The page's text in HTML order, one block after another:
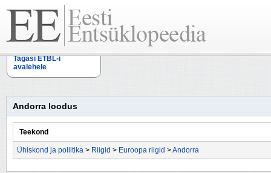
Tagasi ETBL-i
avalehele
Andorra loodus
Teekond
Ühiskond ja poliitika > Riigid > Euroopa riigid >Andorra